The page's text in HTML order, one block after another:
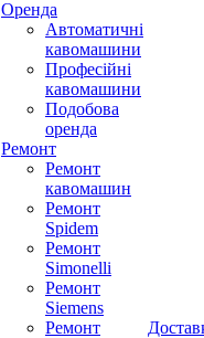
Оренда
Автоматичні
кавомашини
Професійні
кавомашини
Подобова
оренда
Ремонт
Ремонт
кавомашин
Ремонт
Spidem
Ремонт
Simonelli
Ремонт
Siemens
Ремонт